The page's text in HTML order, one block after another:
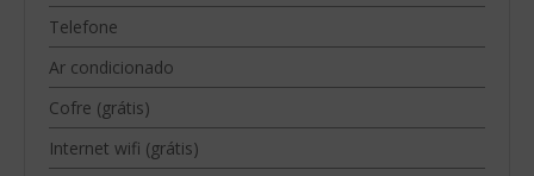
Telefone
Ar condicionado
Cofre (grátis)
Internet wifi (grátis)